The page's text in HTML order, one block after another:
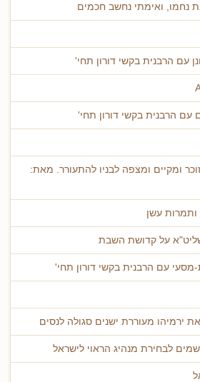
נחמו, ואימתי נחשב חכמים
עם הרבנית בקשי דורון תחי'
הרבנית בקשי דורון תחי'
ומקיים ומצפה לבניו להתעורר. מאת:
עשן
על קדושת השבת
עם הרבנית בקשי דורון תחי'
ירמיהו מעוררת ישנים סגולה לנסים
לבחירת מנהיג הראוי לישראל